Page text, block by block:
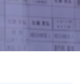
病
院
電